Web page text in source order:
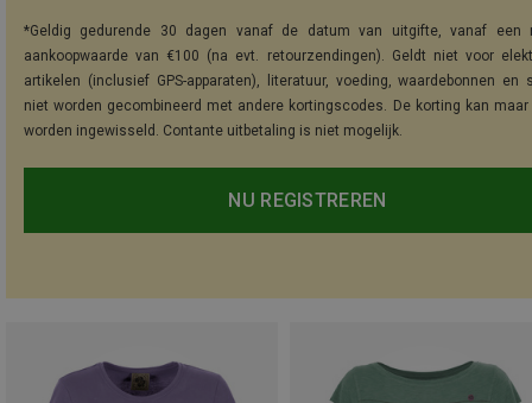
*Geldig gedurende 30 dagen vanaf de datum van uitgifte, vanaf een
aankoopwaarde van €100 (na evt. retourzendingen). Geldt niet voor
artikelen (inclusief GPS-apparaten), literatuur, voeding, waardebonnen en
niet worden gecombineerd met andere kortingscodes. De korting kan maar
worden ingewisseld. Contante uitbetaling is niet mogelijk.
NU REGISTREREN